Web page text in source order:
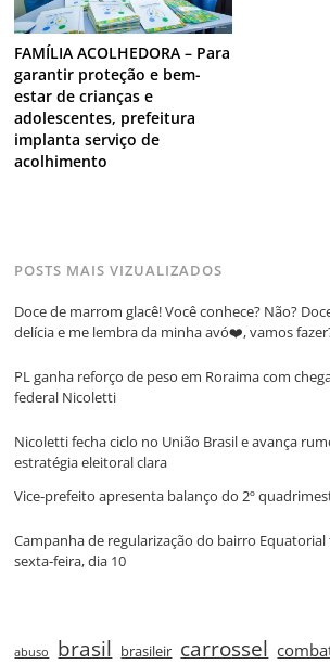
FAMÍLIA ACOLHEDORA – Para
garantir proteção e bem-
estar de crianças e
adolescentes, prefeitura
implanta serviço de
acolhimento
POSTS MAIS VIZUALIZADOS
Doce de marrom glacê! Você conhece? Não?
delícia e me lembra da minha avó❤️, vamos
PL ganha reforço de peso em Roraima com
federal Nicoletti
Nicoletti fecha ciclo no União Brasil e avança
estratégia eleitoral clara
Vice‑prefeito apresenta balanço do 2º
Campanha de regularização do bairro
sexta‑feira, dia 10
abuso brasil brasileir carrossel